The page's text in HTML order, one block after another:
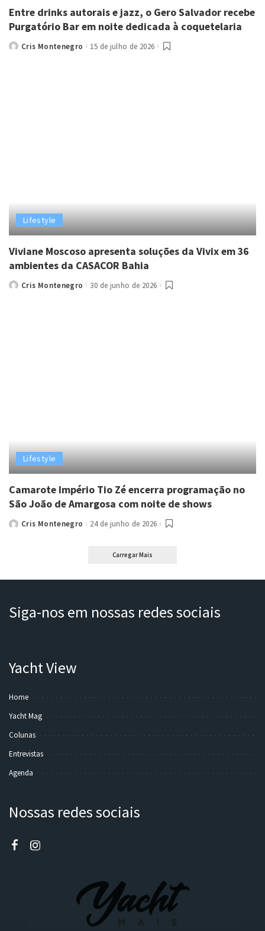
Entre drinks autorais e jazz, o Gero Salvador recebe
Purgatório Bar em noite dedicada à coquetelaria
PostedCris Montenegro 15 de julho de 2026
Lifestyle
Viviane Moscoso apresenta soluções da Vivix em 36
ambientes da CASACOR Bahia
PostedCris Montenegro 30 de junho de 2026
Lifestyle
Camarote Império Tio Zé encerra programação no
São João de Amargosa com noite de shows
PostedCris Montenegro 24 de junho de 2026
Carregar Mais
Siga-nos em nossas redes sociais
Yacht View
Home
Yacht Mag
Colunas
Entrevistas
Agenda
Nossas redes sociais